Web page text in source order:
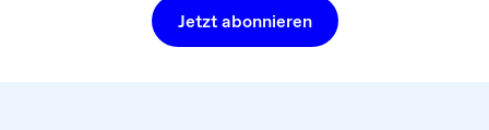
Jetzt abonnieren